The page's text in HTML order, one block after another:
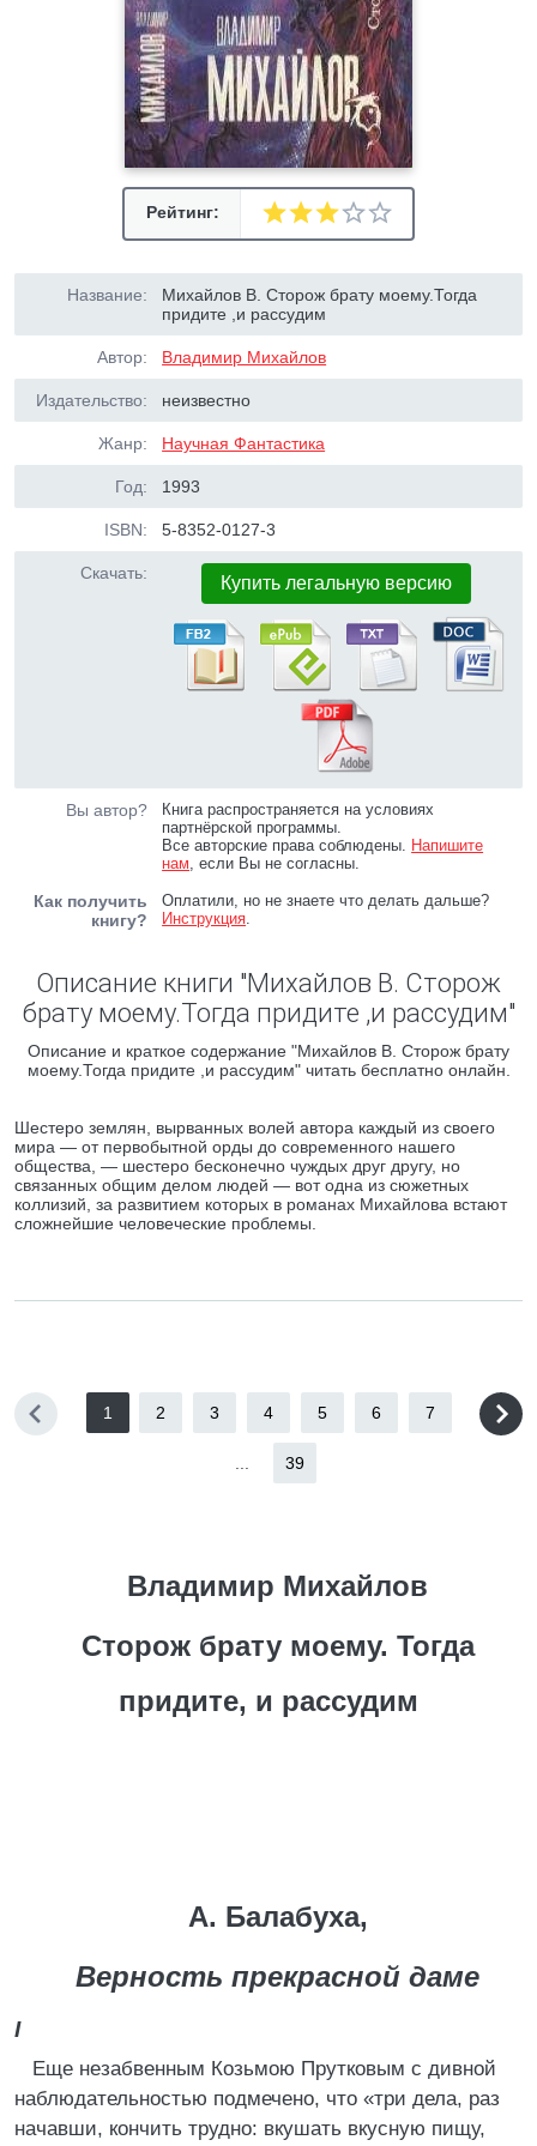
Рейтинг:
Название:
Михайлов В. Сторож брату моему.Тогда
придите ,и рассудим
Автор: Владимир Михайлов
Издательство: неизвестно
Жанр: Научная Фантастика
Год: 1993
ISBN: 5-8352-0127-3
Скачать: Купить легальную версию
Вы автор?
Книга распространяется на условиях
партнёрской программы.
Все авторские права соблюдены. Напишите
нам, если Вы не согласны.
Как получить
книгу?
Оплатили, но не знаете что делать дальше?
Инструкция.
Описание книги "Михайлов В. Сторож
брату моему.Тогда придите ,и рассудим"
Описание и краткое содержание "Михайлов В. Сторож брату
моему.Тогда придите ,и рассудим" читать бесплатно онлайн.
Шестеро землян, вырванных волей автора каждый из своего
мира — от первобытной орды до современного нашего
общества, — шестеро бесконечно чуждых друг другу, но
связанных общим делом людей — вот одна из сюжетных
коллизий, за развитием которых в романах Михайлова встают
сложнейшие человеческие проблемы.
1 2 3 4 5 6 7
39
Владимир Михайлов
Сторож брату моему. Тогда
придите, и рассудим
А. Балабуха,
Верность прекрасной даме
I
Еще незабвенным Козьмою Прутковым с дивной
наблюдательностью подмечено, что «три дела, раз
начавши, кончить трудно: вкушать вкусную пищу,